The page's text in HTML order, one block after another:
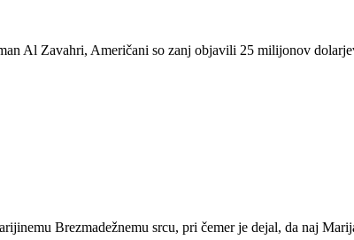
Al Zavahri, Američani so zanj objavili 25 milijonov
Brezmadežnemu srcu, pri čemer je dejal, da naj